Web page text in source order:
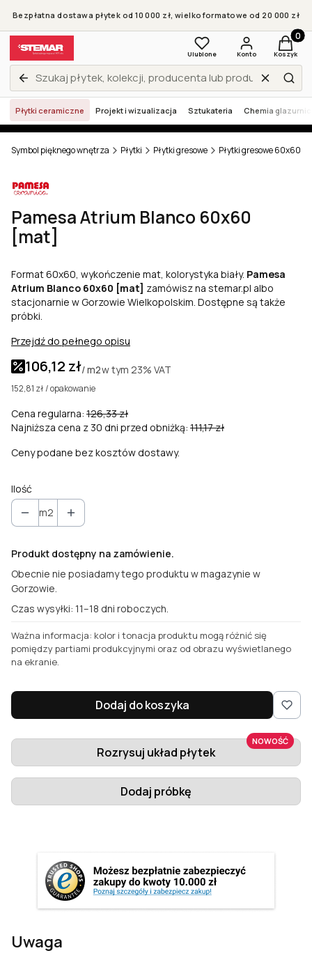
Bezpłatna dostawa płytek od 10 000 zł, wielkoformatowe od 20 000 zł
Zamknij wyszukiwarkę
Wyczyść
Ulubione Konto Koszyk
Płytki ceramiczne Projekt i wizualizacja Sztukateria Chemia
- Symbol pięknego wnętrza Płytki Płytki gresowe Płytki gresowe 60x60
Pamesa Atrium Blanco 60x60
[mat]
Format 60x60, wykończenie mat, kolorystyka biały. Pamesa
Atrium Blanco 60x60 [mat] zamówisz na stemar.pl albo
stacjonarnie w Gorzowie Wielkopolskim. Dostępne są także
próbki.
Przejdź do pełnego opisu
106,12 zł/ m2w tym 23% VAT
152,81 zł / opakowanie
Cena regularna: 126,33 zł
Najniższa cena z 30 dni przed obniżką: 111,17 zł
Ceny podane bez kosztów dostawy.
Ilość
m2
Produkt dostępny na zamówienie.
Obecnie nie posiadamy tego produktu w magazynie w
Gorzowie.
Czas wysyłki: 11–18 dni roboczych.
Ważna informacja: kolor i tonacja produktu mogą różnić się
pomiędzy partiami produkcyjnymi oraz od obrazu wyświetlanego
na ekranie.
Dodaj do koszyka
NOWOŚĆ
Rozrysuj układ płytek
Dodaj próbkę
Uwaga